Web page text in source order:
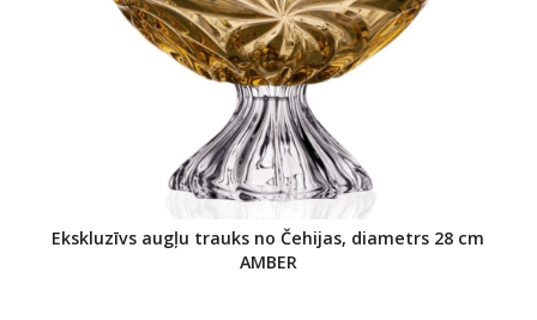
Ekskluzīvs augļu trauks no Čehijas, diametrs 28 cm
AMBER